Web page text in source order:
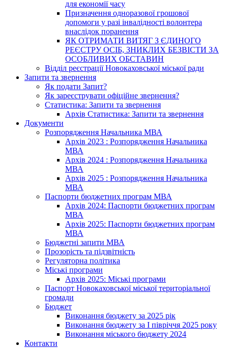
для економії часу
Призначення одноразової грошової
допомоги у разі інвалідності волонтера
внаслідок поранення
ЯК ОТРИМАТИ ВИТЯГ З ЄДИНОГО
РЕЄСТРУ ОСІБ, ЗНИКЛИХ БЕЗВІСТИ ЗА
ОСОБЛИВИХ ОБСТАВИН
Відділ реєстрації Новокаховської міської ради
Запити та звернення
Як подати Запит?
Як зареєструвати офіційне звернення?
Статистика: Запити та звернення
Архів Статистика: Запити та звернення
Документи
Розпорядження Начальника МВА
Архів 2023 : Розпорядження Начальника
МВА
Архів 2024 : Розпорядження Начальника
МВА
Архів 2025 : Розпорядження Начальника
МВА
Паспорти бюджетних програм МВА
Архів 2024: Паспорти бюджетних програм
МВА
Архів 2025: Паспорти бюджетних програм
МВА
Бюджетні запити МВА
Прозорість та підзвітність
Регуляторна політика
Міські програми
Архів 2025: Міські програми
Паспорт Новокаховської міської територіальної
громади
Бюджет
Виконання бюджету за 2025 рік
Виконання бюджету за І півріччя 2025 року
Виконання міського бюджету 2024
Контакти